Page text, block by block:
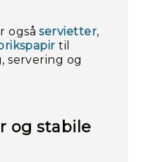
ogsåservietter,
til
servering og
og stabile